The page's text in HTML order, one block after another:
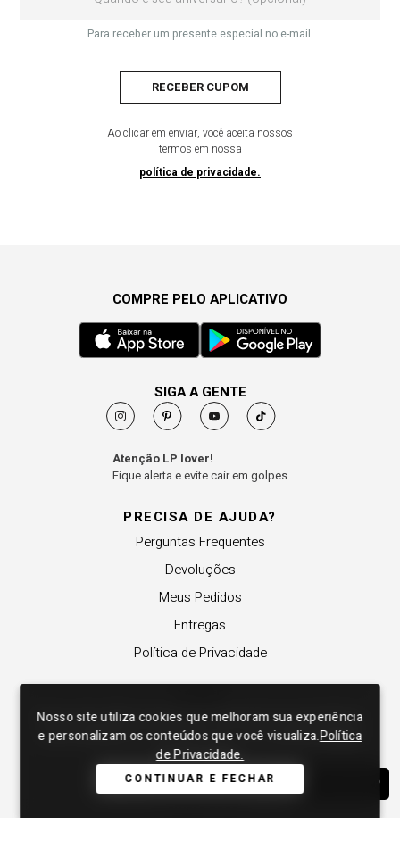
WHATSAPP
Nosso site utiliza cookies que melhoram sua experiência
e personalizam os conteúdos que você visualiza.Política
de Privacidade.
CONTINUAR E FECHAR
Nosso site utiliza cookies que melhoram sua experiência
e personalizam os conteúdos que você visualiza.Política
de Privacidade.
CONTINUAR E FECHAR
Para receber um presente especial no e-mail.
RECEBER CUPOM
Ao clicar em enviar, você aceita nossos
termos em nossa
política de privacidade.
PRECISA DE AJUDA?
Perguntas Frequentes
Devoluções
Meus Pedidos
Entregas
Política de Privacidade
A Lança Perfume
Revender a Marca
Trabalhe Conosco
COMPRE PELO APLICATIVO
SIGA A GENTE
Atenção LP lover!
Fique alerta e evite cair em golpes